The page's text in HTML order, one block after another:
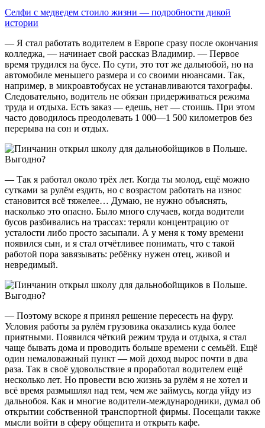
Селфи с медведем стоило жизни — подробности дикой
истории
— Я стал работать водителем в Европе сразу после окончания
колледжа, — начинает свой рассказ Владимир. — Первое
время трудился на бусе. По сути, это тот же дальнобой, но на
автомобиле меньшего размера и со своими нюансами. Так,
например, в микроавтобусах не устанавливаются тахографы.
Следовательно, водитель не обязан придерживаться режима
труда и отдыха. Есть заказ — едешь, нет — стоишь. При этом
часто доводилось преодолевать 1 000—1 500 километров без
перерыва на сон и отдых.
— Так я работал около трёх лет. Когда ты молод, ещё можно
сутками за рулём ездить, но с возрастом работать на износ
становится всё тяжелее… Думаю, не нужно объяснять,
насколько это опасно. Было много случаев, когда водители
бусов разбивались на трассах: теряли концентрацию от
усталости либо просто засыпали. А у меня к тому времени
появился сын, и я стал отчётливее понимать, что с такой
работой пора завязывать: ребёнку нужен отец, живой и
невредимый.
— Поэтому вскоре я принял решение пересесть на фуру.
Условия работы за рулём грузовика оказались куда более
приятными. Появился чёткий режим труда и отдыха, я стал
чаще бывать дома и проводить больше времени с семьёй. Ещё
один немаловажный пункт — мой доход вырос почти в два
раза. Так в своё удовольствие я проработал водителем ещё
несколько лет. Но провести всю жизнь за рулём я не хотел и
всё время размышлял над тем, чем же займусь, когда уйду из
дальнобоя. Как и многие водители-международники, думал об
открытии собственной транспортной фирмы. Посещали также
мысли войти в сферу общепита и открыть кафе.